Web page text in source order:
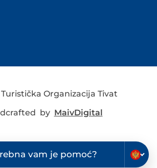
Organizacija Tivat
by MaivDigital
vam je pomoć?